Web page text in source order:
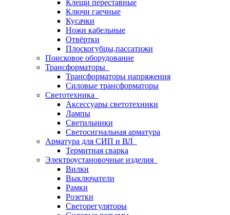
Клещи переставные
Ключи гаечные
Кусачки
Ножи кабельные
Отвёртки
Плоскогубцы,пассатижи
Поисковое оборудование
Трансформаторы
Трансформаторы напряжения
Силовые трансформаторы
Светотехника
Аксессуары светотехники
Лампы
Светильники
Светосигнальная арматура
Арматура для СИП и ВЛ
Термитная сварка
Электроустановочные изделия
Вилки
Выключатели
Рамки
Розетки
Светорегуляторы